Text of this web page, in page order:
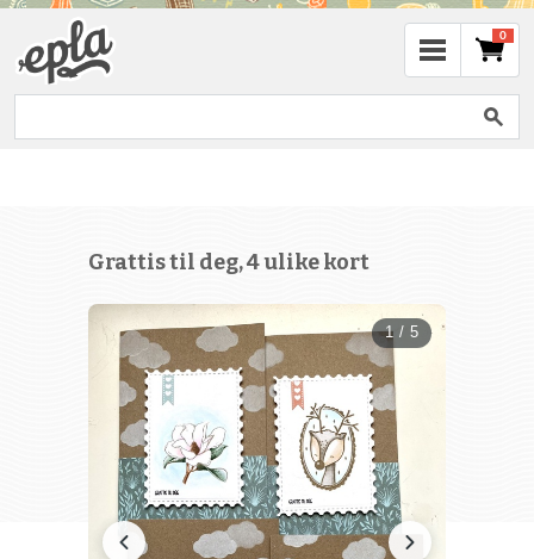
0
Grattis til deg, 4 ulike kort
1 / 5